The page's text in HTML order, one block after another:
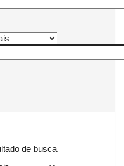
de busca.